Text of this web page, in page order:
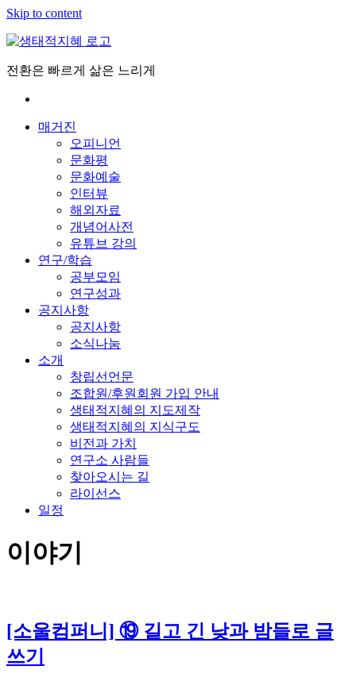
Skip to content
전환은 빠르게 삶은 느리게
매거진
오피니언
문화평
문화예술
인터뷰
해외자료
개념어사전
유튜브 강의
연구/학습
공부모임
연구성과
공지사항
공지사항
소식나눔
소개
창립선언문
조합원/후원회원 가입 안내
생태적지혜의 지도제작
생태적지혜의 지식구도
비전과 가치
연구소 사람들
찾아오시는 길
라이선스
일정
이야기
[소울컴퍼니] ⑲ 길고 긴 낮과 밤들로 글
쓰기